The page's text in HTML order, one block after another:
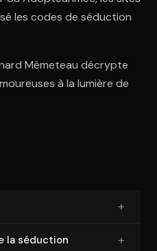
les codes de séduction
Mèmeteau décrypte
à la lumière de
+
la séduction +